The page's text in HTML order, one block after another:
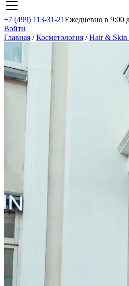
+7 (499) 113-31-21Ежедневно в 9:00
Войти
Главная /Косметология /Hair & Skin